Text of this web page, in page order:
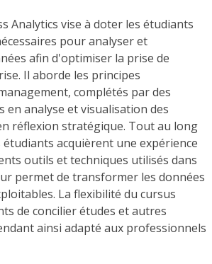
Analytics vise à doter les étudiants
pour analyser et
afin d'optimiser la prise de
Il aborde les principes
complétés par des
en analyse et visualisation des
réflexion stratégique. Tout au long
acquièrent une expérience
outils et techniques utilisés dans
permet de transformer les données
La flexibilité du cursus
de concilier études et autres
ainsi adapté aux professionnels